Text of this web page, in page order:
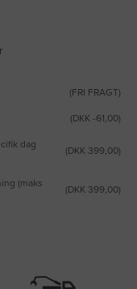
(FRI FRAGT)
(DKK -61,00)
dag
(DKK 399,00)
(maks
(DKK 399,00)